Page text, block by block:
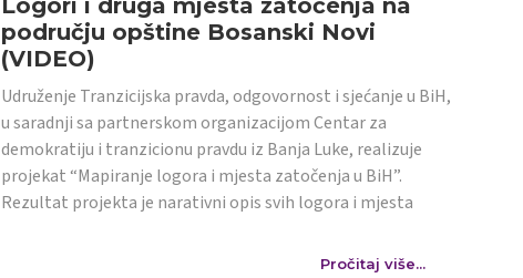
području opštine Bosanski Novi
(VIDEO)
Udruženje Tranzicijska pravda, odgovornost i sjećanje u BiH,
u saradnji sa partnerskom organizacijom Centar za
demokratiju i tranzicionu pravdu iz Banja Luke, realizuje
projekat “Mapiranje logora i mjesta zatočenja u BiH”.
Rezultat projekta je narativni opis svih logora i mjesta
Pročitaj više...